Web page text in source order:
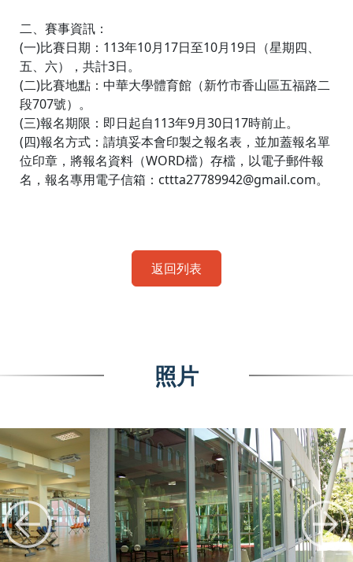
二、賽事資訊：
(一)比賽日期：113年10月17日至10月19日（星期四、
五、六），共計3日。
(二)比賽地點：中華大學體育館（新竹市香山區五福路二
段707號）。
(三)報名期限：即日起自113年9月30日17時前止。
(四)報名方式：請填妥本會印製之報名表，並加蓋報名單
位印章，將報名資料（WORD檔）存檔，以電子郵件報
名，報名專用電子信箱：cttta27789942@gmail.com。
返回列表
照片